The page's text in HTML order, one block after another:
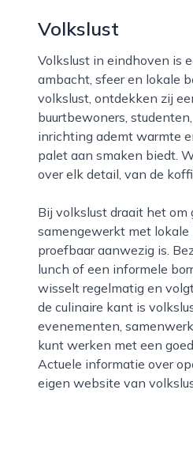
Volkslust
Volkslust in eindhoven is een eigentijds horeca- en ontmoetingsconcept waar aandacht voor
ambacht, sfeer en lokale
volkslust, ontdekken zij
buurtbewoners,
inrichting ademt warmte
palet aan smaken biedt.
over elk detail, van de
Bij volkslust draait het om goed eten en drinken met een verhaal. Waar mogelijk wordt
samengewerkt met lokale
proefbaar aanwezig is.
lunch of een informele
wisselt regelmatig en
de culinaire kant is
evenementen,
kunt werken met een
Actuele informatie over
eigen website van